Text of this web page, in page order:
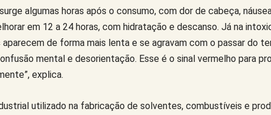
algumas horas após o consumo, com dor de cabeça,
em 12 a 24 horas, com hidratação e descanso. Já na
de forma mais lenta e se agravam com o passar do
mental e desorientação. Esse é o sinal vermelho para
explica.
utilizado na fabricação de solventes, combustíveis e